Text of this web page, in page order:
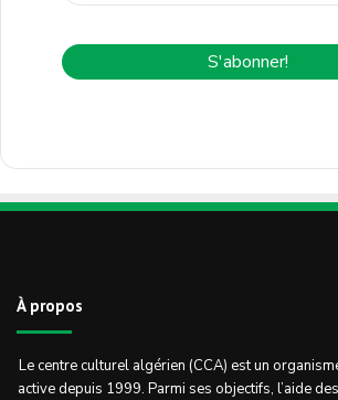
À propos
Le centre culturel algérien (CCA) est un
active depuis 1999. Parmi ses objectifs, l’aide